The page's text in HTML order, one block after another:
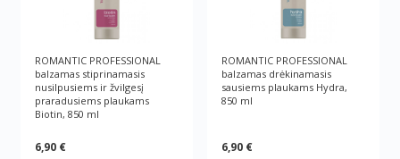
ROMANTIC PROFESSIONAL
balzamas stiprinamasis
nusilpusiems ir žvilgesį
praradusiems plaukams
Biotin, 850 ml
6,90 €
ROMANTIC PROFESSIONAL
balzamas drėkinamasis
sausiems plaukams Hydra,
850 ml
6,90 €